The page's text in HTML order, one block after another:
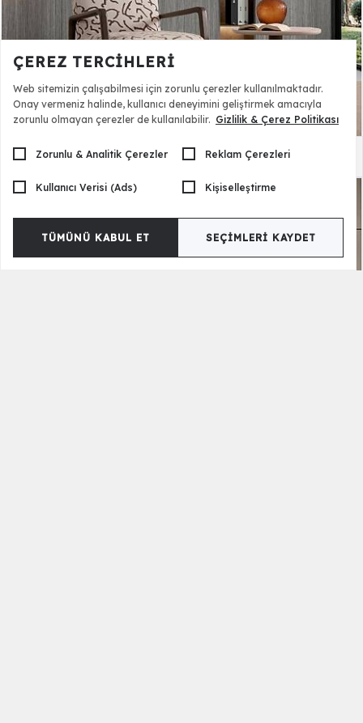
Pandora Berjer 21.000,00 TL
ÇEREZ TERCIHLERI
Web sitemizin çalışabilmesi için zorunlu çerezler kullanılmaktadır.
Onay vermeniz halinde, kullanıcı deneyimini geliştirmek amacıyla
zorunlu olmayan çerezler de kullanılabilir. Gizlilik & Çerez Politikası
Zorunlu & Analitik Çerezler Reklam Çerezleri
Kullanıcı Verisi (Ads) Kişiselleştirme
TÜMÜNÜ KABUL ET SEÇIMLERI KAYDET